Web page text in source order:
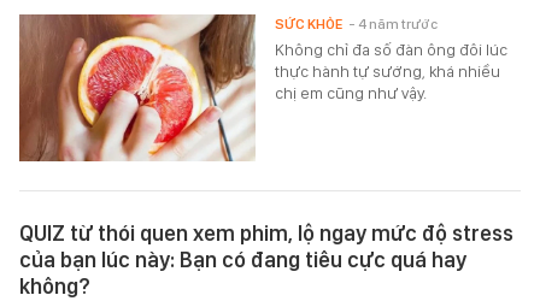
Không chỉ đa số đàn ông đôi lúc
thực hành tự sướng, khá nhiều
chị em cũng như vậy.
SỨC KHỎE - 4 năm trước
QUIZ từ thói quen xem phim, lộ ngay mức độ stress
của bạn lúc này: Bạn có đang tiêu cực quá hay
không?